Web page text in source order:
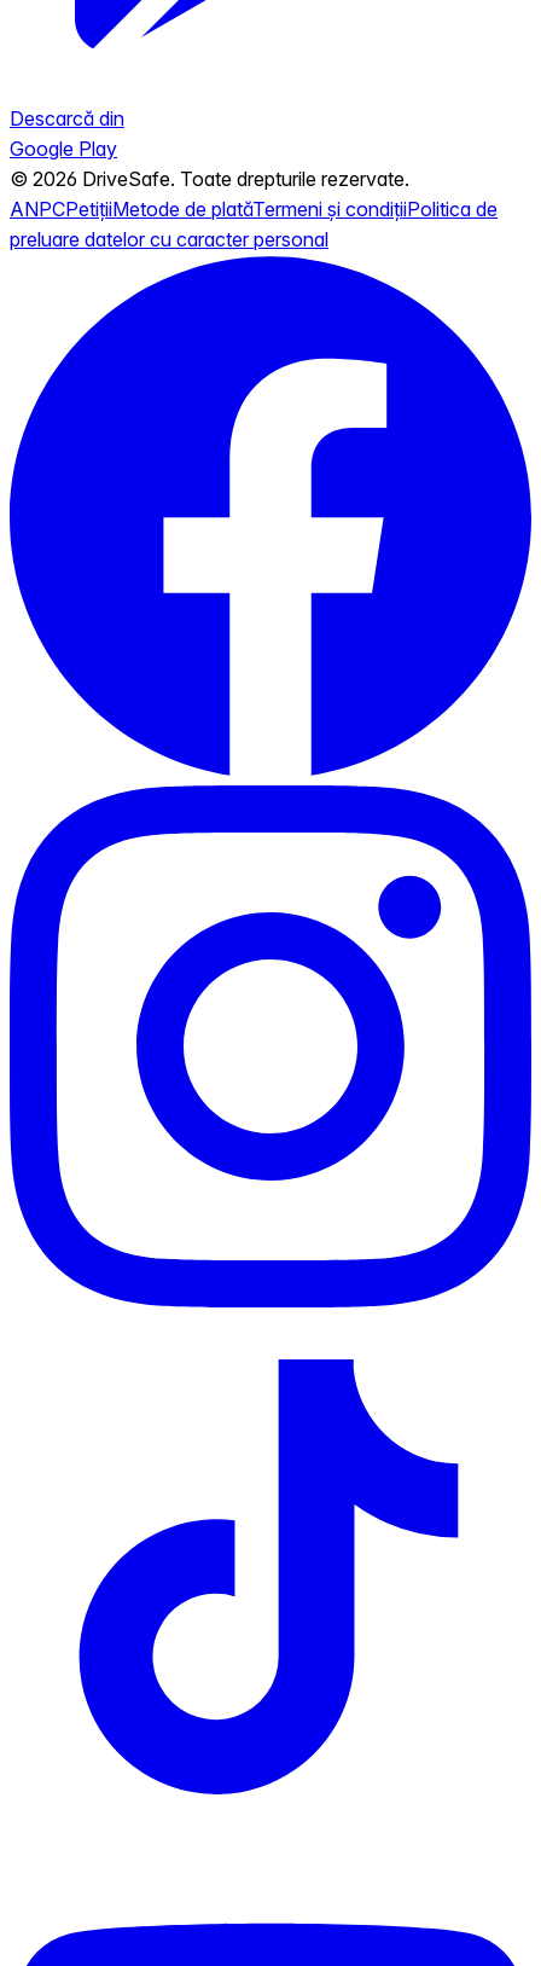
Descarcă din
Google Play
© 2026 DriveSafe. Toate drepturile rezervate.
ANPCPetițiiMetode de platăTermeni și condițiiPolitica de
preluare datelor cu caracter personal